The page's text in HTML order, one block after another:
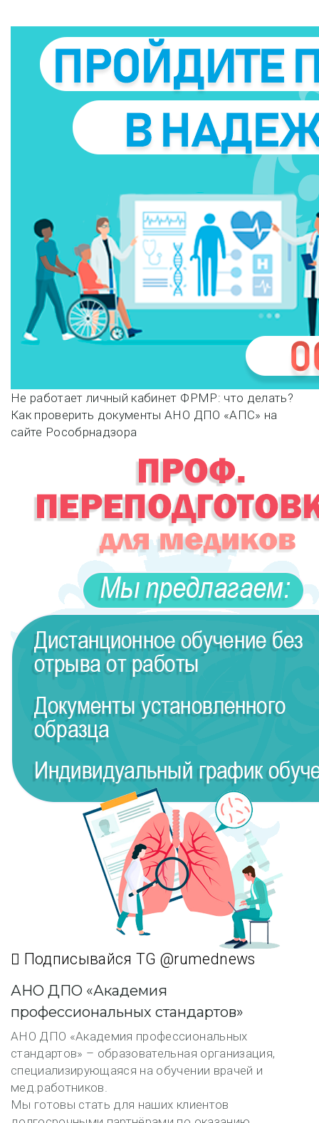
Навигация
по
записям
Не работает личный кабинет ФРМР: что делать?
Как проверить документы АНО ДПО «АПС» на
сайте Рособрнадзора
Подписывайся TG @rumednews
АНО ДПО «Академия
профессиональных стандартов»
АНО ДПО «Академия профессиональных
стандартов» – образовательная организация,
специализирующаяся на обучении врачей и
мед.работников.
Мы готовы стать для наших клиентов